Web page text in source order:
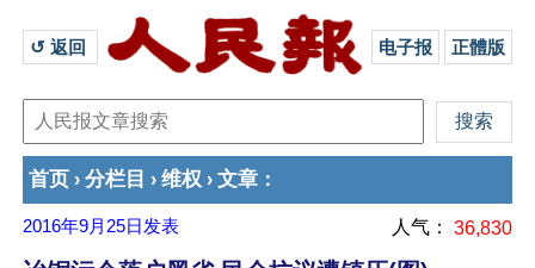
↺ 返回 电子报 正體版
首页 › 分栏目 › 维权 › 文章 ：
2016年9月25日 发表 人气： 36,830